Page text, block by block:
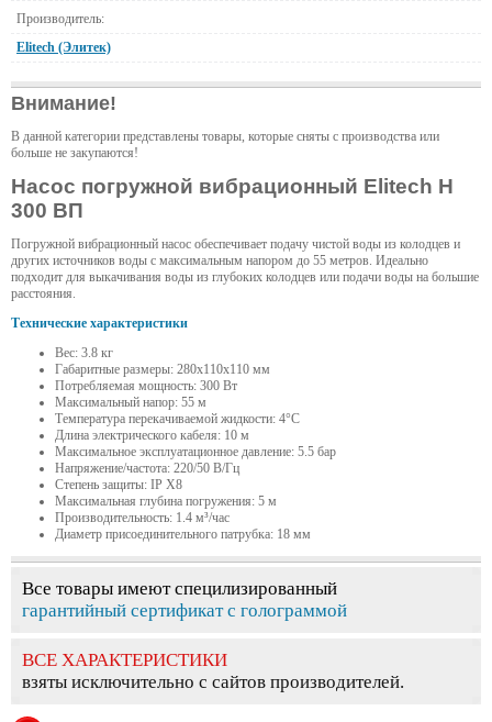
Производитель:
Elitech (Элитек)
Внимание!
В данной категории представлены товары, которые сняты с производства или
больше не закупаются!
Насос погружной вибрационный Elitech Н
300 ВП
Погружной вибрационный насос обеспечивает подачу чистой воды из колодцев и
других источников воды с максимальным напором до 55 метров. Идеально
подходит для выкачивания воды из глубоких колодцев или подачи воды на большие
расстояния.
Технические характеристики
Вес: 3.8 кг
Габаритные размеры: 280x110x110 мм
Потребляемая мощность: 300 Вт
Максимальный напор: 55 м
Температура перекачиваемой жидкости: 4°С
Длина электрического кабеля: 10 м
Максимальное эксплуатационное давление: 5.5 бар
Напряжение/частота: 220/50 В/Гц
Степень защиты: IP Х8
Максимальная глубина погружения: 5 м
Производительность: 1.4 м³/час
Диаметр присоединительного патрубка: 18 мм
Все товары имеют специлизированный
гарантийный сертификат с голограммой
ВСЕ ХАРАКТЕРИСТИКИ
взяты исключительно с сайтов производителей.